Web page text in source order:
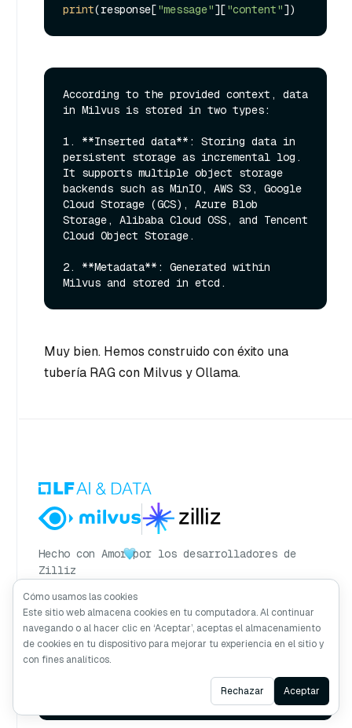
print(response["message"]["content"
According to the provided context, data
in Milvus is stored in two types:
1. **Inserted data**: Storing data in
persistent storage as incremental log.
It supports multiple object storage
backends such as MinIO, AWS S3, Google
Cloud Storage (GCS), Azure Blob
Storage, Alibaba Cloud OSS, and Tencent
Cloud Object Storage.
2. **Metadata**: Generated within
Muy bien. Hemos construido con éxito una
tubería RAG con Milvus y Ollama.
Hecho con Amor por los desarrolladores de
Zilliz
Recibe actualizaciones de Milvus
Suscribirse
Ask AI
Cómo usamos las cookies
Este sitio web almacena cookies en tu computadora. Al continuar
navegando o al hacer clic en ‘Aceptar’, aceptas el almacenamiento
de cookies en tu dispositivo para mejorar tu experiencia en el sitio y
con fines analíticos.
Rechazar Aceptar